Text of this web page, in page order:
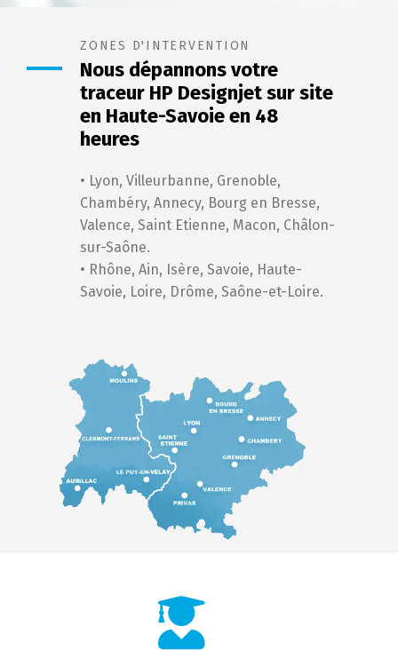
ZONES D'INTERVENTION
Nous dépannons votre
traceur HP Designjet sur site
en Haute-Savoie en 48
heures
• Lyon, Villeurbanne, Grenoble,
Chambéry, Annecy, Bourg en Bresse,
Valence, Saint Etienne, Macon, Châlon-
sur-Saône.
• Rhône, Ain, Isère, Savoie, Haute-
Savoie, Loire, Drôme, Saône-et-Loire.